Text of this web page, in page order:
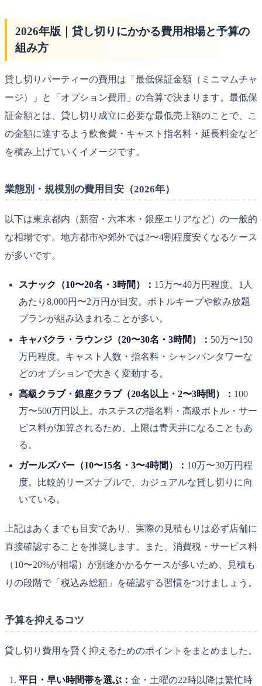
2026年版｜貸し切りにかかる費用相場と予算の
組み方
貸し切りパーティーの費用は「最低保証金額（ミニマムチャ
ージ）」と「オプション費用」の合算で決まります。最低保
証金額とは、貸し切り成立に必要な最低売上額のことで、こ
の金額に達するよう飲食費・キャスト指名料・延長料金など
を積み上げていくイメージです。
業態別・規模別の費用目安（2026年）
以下は東京都内（新宿・六本木・銀座エリアなど）の一般的
な相場です。地方都市や郊外では2〜4割程度安くなるケース
が多いです。
スナック（10〜20名・3時間）： 15万〜40万円程度。1人
あたり8,000円〜2万円が目安。ボトルキープや飲み放題
プランが組み込まれることが多い。
キャバクラ・ラウンジ（20〜30名・3時間）： 50万〜150
万円程度。キャスト人数・指名料・シャンパンタワーな
どのオプションで大きく変動する。
高級クラブ・銀座クラブ（20名以上・2〜3時間）： 100
万〜500万円以上。ホステスの指名料・高級ボトル・サー
ビス料が加算されるため、上限は青天井になることもあ
る。
ガールズバー（10〜15名・3〜4時間）： 10万〜30万円程
度。比較的リーズナブルで、カジュアルな貸し切りに向
いている。
上記はあくまでも目安であり、実際の見積もりは必ず店舗に
直接確認することを推奨します。また、消費税・サービス料
（10〜20%が相場）が別途かかるケースが多いため、見積も
りの段階で「税込み総額」を確認する習慣をつけましょう。
予算を抑えるコツ
貸し切り費用を賢く抑えるためのポイントをまとめました。
平日・早い時間帯を選ぶ： 金・土曜の22時以降は繁忙時